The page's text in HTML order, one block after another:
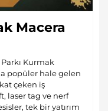
Macera
Kurmak
popüler hale gelen
çeken iş
laser tag ve nerf
tek bir yatırım